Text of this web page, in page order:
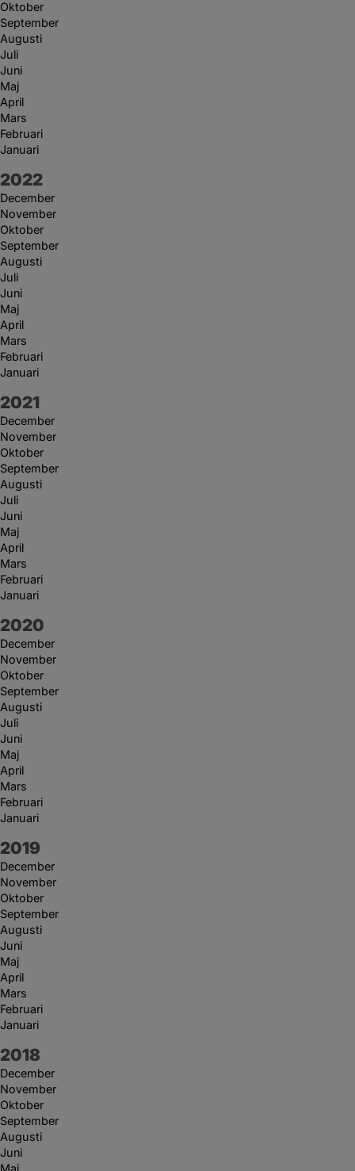
Oktober
September
Augusti
Juli
Juni
Maj
April
Mars
Februari
Januari
År:
2022
December
November
Oktober
September
Augusti
Juli
Juni
Maj
April
Mars
Februari
Januari
År:
2021
December
November
Oktober
September
Augusti
Juli
Juni
Maj
April
Mars
Februari
Januari
År:
2020
December
November
Oktober
September
Augusti
Juli
Juni
Maj
April
Mars
Februari
Januari
År:
2019
December
November
Oktober
September
Augusti
Juni
Maj
April
Mars
Februari
Januari
År:
2018
December
November
Oktober
September
Augusti
Juni
Maj